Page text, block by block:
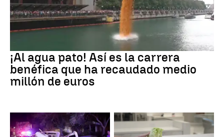
¡Al agua pato! Así es la carrera
benéfica que ha recaudado medio
millón de euros